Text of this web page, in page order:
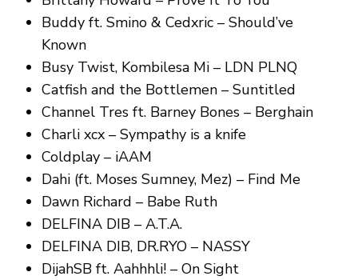
Buddy ft. Smino & Cedxric – Should’ve
Known
Busy Twist, Kombilesa Mi – LDN PLNQ
Catfish and the Bottlemen – Suntitled
Channel Tres ft. Barney Bones – Berghain
Charli xcx – Sympathy is a knife
Coldplay – iAAM
Dahi (ft. Moses Sumney, Mez) – Find Me
Dawn Richard – Babe Ruth
DELFINA DIB – A.T.A.
DELFINA DIB, DR.RYO – NASSY
DijahSB ft. Aahhhli! – On Sight